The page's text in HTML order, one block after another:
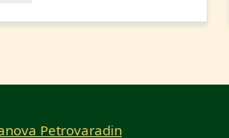
Petrovaradin